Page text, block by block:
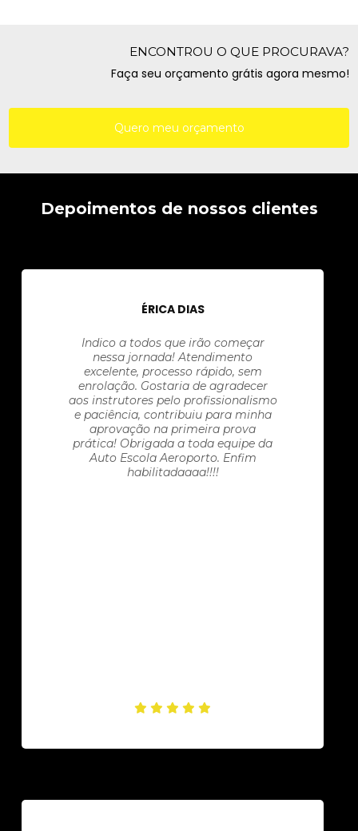
ENCONTROU O QUE PROCURAVA?
Faça seu orçamento grátis agora mesmo!
Quero meu orçamento
Depoimentos de nossos clientes
ÉRICA DIAS
Indico a todos que irão começar
nessa jornada! Atendimento
excelente, processo rápido, sem
enrolação. Gostaria de agradecer
aos instrutores pelo profissionalismo
e paciência, contribuiu para minha
aprovação na primeira prova
prática! Obrigada a toda equipe da
Auto Escola Aeroporto. Enfim
habilitadaaaa!!!!